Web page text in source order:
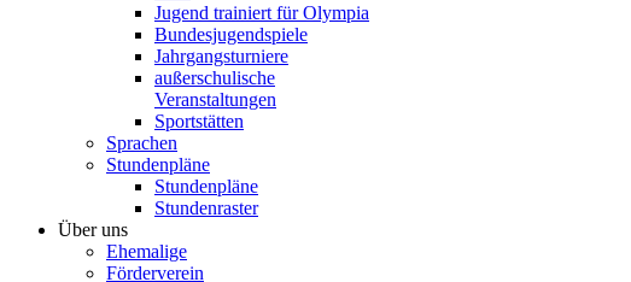
Jugend trainiert für Olympia
Bundesjugendspiele
Jahrgangsturniere
außerschulische
Veranstaltungen
Sportstätten
Sprachen
Stundenpläne
Stundenpläne
Stundenraster
Über uns
Ehemalige
Förderverein